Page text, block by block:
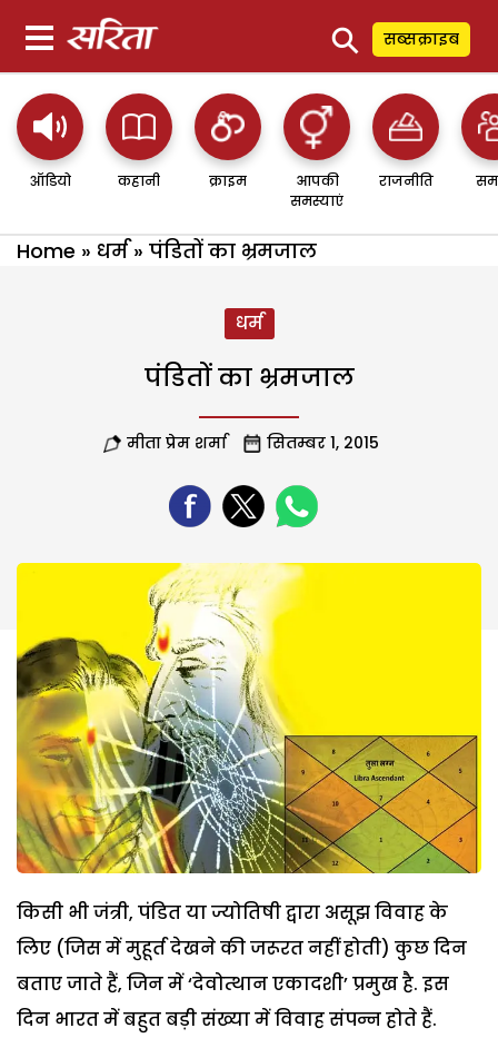
⚲ सब्सक्राइब
ऑडियो कहानी क्राइम
आपकी
समस्याएं
राजनीति
Home » धर्म» पंडितों का भ्रमजाल
धर्म
पंडितों का भ्रमजाल
मीता प्रेम शर्मा सितम्बर 1, 2015
किसी भी जंत्री, पंडित या ज्योतिषी द्वारा असूझ विवाह के
लिए (जिस में मुहूर्त देखने की जरूरत नहीं होती) कुछ दिन
बताए जाते हैं, जिन में ‘देवोत्थान एकादशी’ प्रमुख है. इस
दिन भारतमें बहुत बड़ी संख्या में विवाह संपन्न होते हैं.